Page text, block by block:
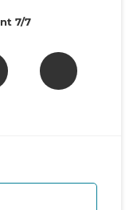
7/7